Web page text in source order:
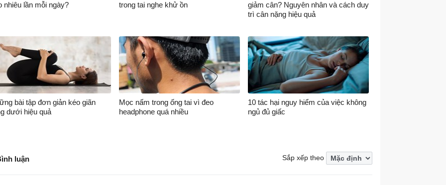
nhiêu lần mỗi ngày?
trong tai nghe khử ồn
giảm cân? Nguyên nhân và cách duy
trì cân nặng hiệu quả
bài tập đơn giản kéo giãn
dưới hiệu quả
Mọc nấm trong ống tai vì đeo
headphone quá nhiều
10 tác hại nguy hiểm của việc không
ngủ đủ giấc
luận Sắp xếp theo